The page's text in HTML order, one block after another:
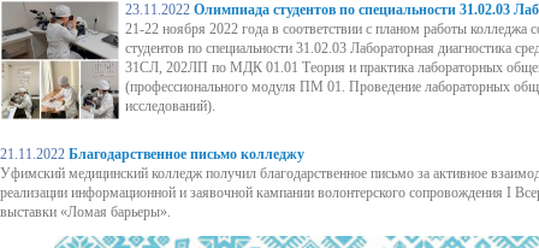
23.11.2022 Олимпиада студентов по специальности 31.02.03
21-22 ноября 2022 года в соответствии с планом работы колледжа
студентов по специальности 31.02.03 Лабораторная диагностика
31СЛ, 202ЛП по МДК 01.01 Теория и практика лабораторных
(профессионального модуля ПМ 01. Проведение лабораторных
исследований).
21.11.2022 Благодарственное письмо колледжу
Уфимский медицинский колледж получил благодарственное письмо за активное
реализации информационной и заявочной кампании волонтерского сопровождения I
выставки «Ломая барьеры».